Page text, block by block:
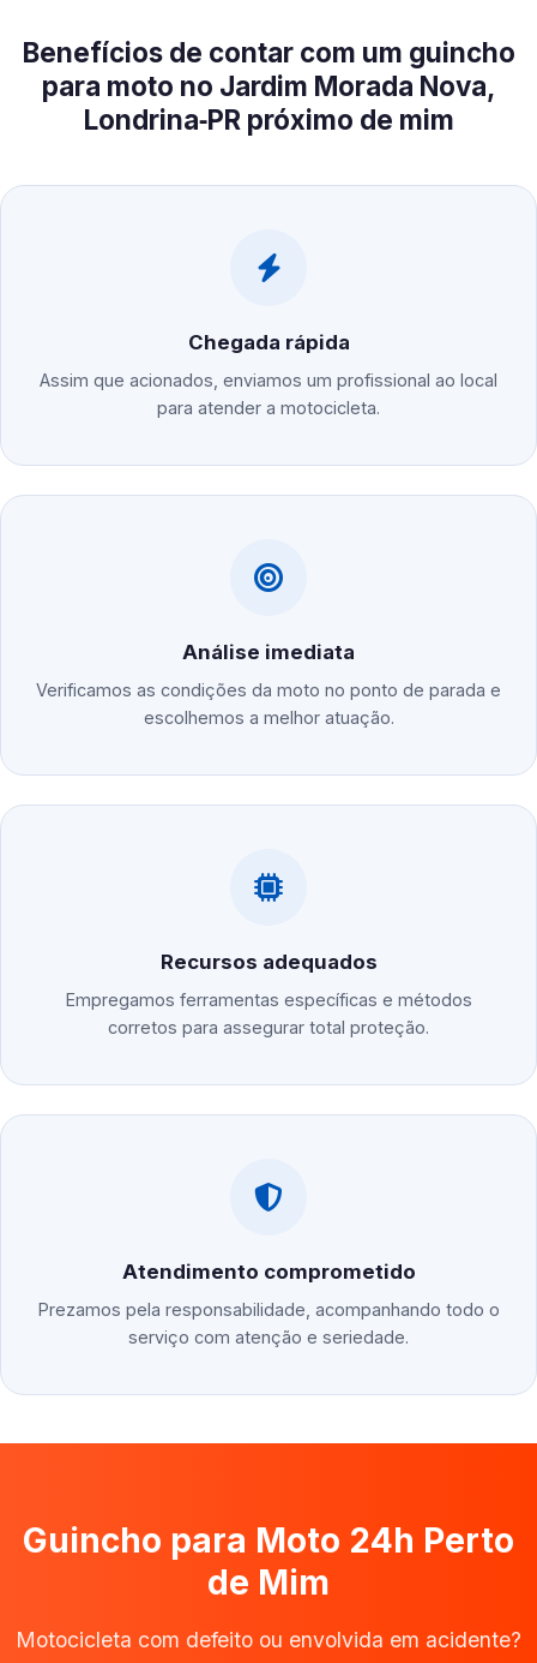
Benefícios de contar com um guincho
para moto no Jardim Morada Nova,
Londrina‑PR próximo de mim
Chegada rápida
Assim que acionados, enviamos um profissional ao local
para atender a motocicleta.
Análise imediata
Verificamos as condições da moto no ponto de parada e
escolhemos a melhor atuação.
Recursos adequados
Empregamos ferramentas específicas e métodos
corretos para assegurar total proteção.
Atendimento comprometido
Prezamos pela responsabilidade, acompanhando todo o
serviço com atenção e seriedade.
Guincho para Moto 24h Perto
de Mim
Motocicleta com defeito ou envolvida em acidente?